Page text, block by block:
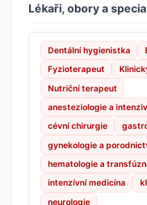
Lékaři, obory a
Dentální hygienistka
Fyzioterapeut
Nutriční terapeut
anesteziologie a
cévní chirurgie
gynekologie a
hematologie a
intenzívní medicína
neurologie